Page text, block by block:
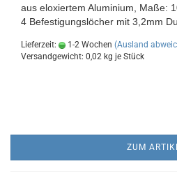
aus eloxiertem Aluminium , Maße:
4 Befestigungslöcher mit 3,2mm
Lieferzeit: 1-2 Wochen (Ausland
Versandgewicht: 0,02 kg je Stück
ZUM